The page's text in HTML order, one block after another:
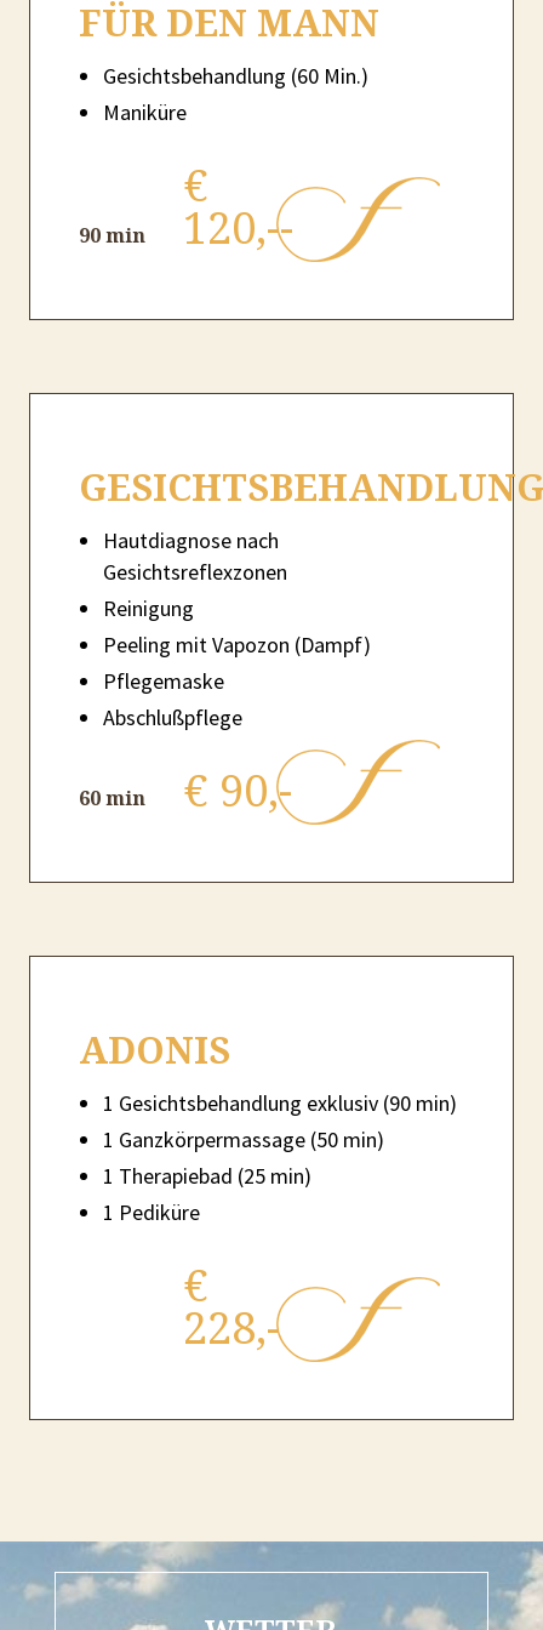
FÜR DEN MANN
Gesichtsbehandlung (60 Min.)
Maniküre
90 min
€
120,--
GESICHTSBEHANDLUNG
Hautdiagnose nach
Gesichtsreflexzonen
Reinigung
Peeling mit Vapozon (Dampf)
Pflegemaske
Abschlußpflege
60 min € 90,-
ADONIS
1 Gesichtsbehandlung exklusiv (90 min)
1 Ganzkörpermassage (50 min)
1 Therapiebad (25 min)
1 Pediküre
€
228,-